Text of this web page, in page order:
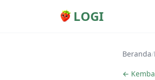
LOGI
Beranda/
←